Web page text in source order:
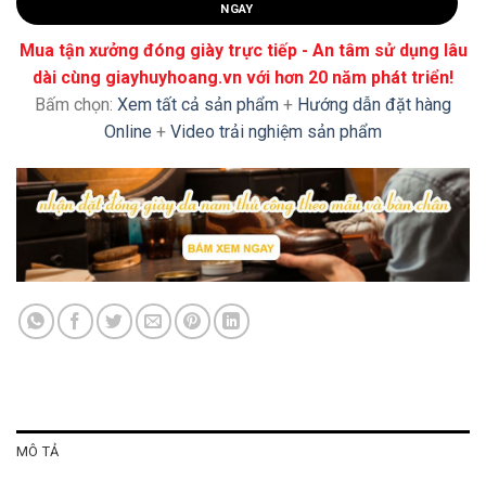
NGAY
Mua tận xưởng đóng giày trực tiếp - An tâm sử dụng lâu
dài cùng giayhuyhoang.vn với hơn 20 năm phát triển!
Bấm chọn: Xem tất cả sản phẩm + Hướng dẫn đặt hàng
Online + Video trải nghiệm sản phẩm
MÔ TẢ